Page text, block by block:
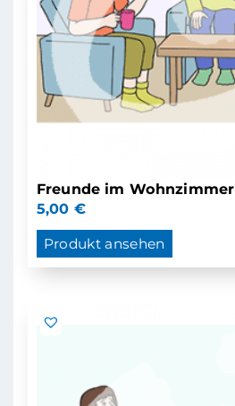
Freunde im Wohnzimmer
5,00 €
Produkt ansehen